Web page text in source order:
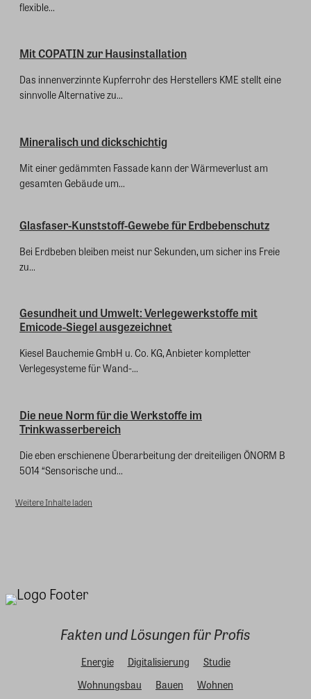
flexible...
Mit COPATIN zur Hausinstallation
Das innenverzinnte Kupferrohr des Herstellers KME stellt eine
sinnvolle Alternative zu...
Mineralisch und dickschichtig
Mit einer gedämmten Fassade kann der Wärmeverlust am
gesamten Gebäude um...
Glasfaser-Kunststoff-Gewebe für Erdbebenschutz
Bei Erdbeben bleiben meist nur Sekunden, um sicher ins Freie
zu...
Gesundheit und Umwelt: Verlegewerkstoffe mit
Emicode-Siegel ausgezeichnet
Kiesel Bauchemie GmbH u. Co. KG, Anbieter kompletter
Verlegesysteme für Wand-...
Die neue Norm für die Werkstoffe im
Trinkwasserbereich
Die eben erschienene Überarbeitung der dreiteiligen ÖNORM B
5014 “Sensorische und...
Weitere Inhalte laden
Fakten und Lösungen für Profis
Energie Digitalisierung
Studie
Wohnungsbau
Bauen
Wohnen